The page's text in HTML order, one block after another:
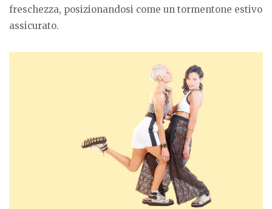
freschezza, posizionandosi come un tormentone estivo
assicurato.